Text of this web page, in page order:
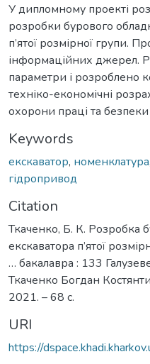
У дипломному проекті
розробки бурового
п’ятої розмірної групи.
інформаційних джерел.
параметри і розроблено
техніко-економічні
охорони праці та
Keywords
екскаватор, номенклатура,
гідропривод
Citation
Ткаченко, Б. К. Розробка
екскаватора п’ятої
… бакалавра : 133
Ткаченко Богдан
2021. – 68 с.
URI
https://